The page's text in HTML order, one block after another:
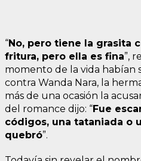
“No, pero tiene la grasita
fritura, pero ella es fina”,
momento de la vida habían
contra Wanda Nara, la
más de una ocasión la
del romance dijo: “Fue
códigos, una tataniada o
quebró”.